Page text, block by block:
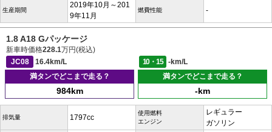
生産期間
2019年10月～201
9年11月
燃費性能 -
1.8 A18 Gパッケージ
新車時価格228.1万円(税込)
JC08
16.4km/L 10・15
-km/L
満タンでどこまで走る？
984km
満タンでどこまで走る？
-km
排気量 1797cc
使用燃料
エンジン
レギュラー
ガソリン